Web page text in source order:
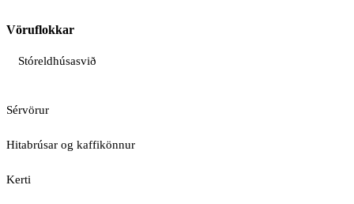
Vöruflokkar
Stóreldhúsasvið
Sérvörur
Hitabrúsar og kaffikönnur
Kerti